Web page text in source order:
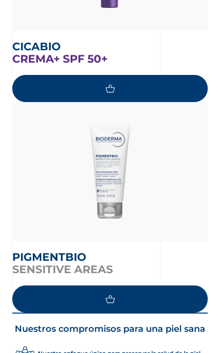
CICABIO
CREMA+ SPF 50+
PIGMENTBIO
SENSITIVE AREAS
Nuestros compromisos para una piel sana